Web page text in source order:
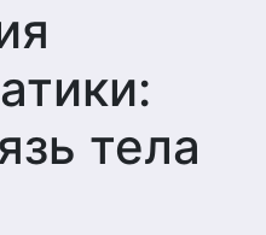
тела